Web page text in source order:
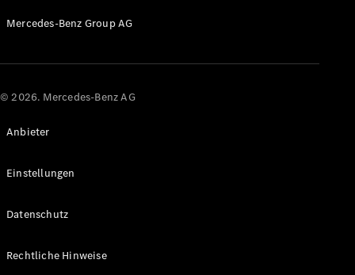
Mercedes-Benz Group AG
© 2026. Mercedes-Benz AG
Anbieter
Einstellungen
Datenschutz
Rechtliche Hinweise